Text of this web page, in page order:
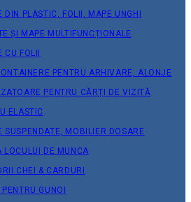
DIN PLASTIC, FOLII, MAPE UNGHI
ȘI MAPE MULTIFUNCȚIONALE
CU FOLII
PENTRU ARHIVARE, ALONJE
PENTRU CĂRȚI DE VIZITĂ
ELASTIC
SUSPENDATE, MOBILIER DOSARE
LOCULUI DE MUNCA
CHEI & СARDURI
GUNOI